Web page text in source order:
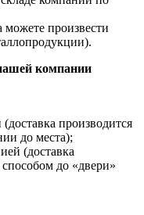
произвести
компании
производится
до места);
(доставка
до «двери»